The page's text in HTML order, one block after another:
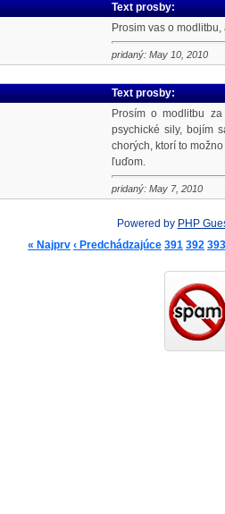
Text prosby:
Prosim vas o
pridaný: May 10, 2010
Text prosby:
Prosím o modlitbu
psychické sily, bojím
chorých, ktorí to
ľuďom.
pridaný: May 7, 2010
Powered by PHP
« Najprv ‹ Predchádzajúce 391 392 393